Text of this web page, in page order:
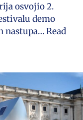
osvojio 2.
demo
nastupa…Read